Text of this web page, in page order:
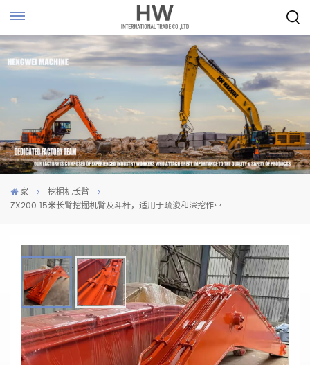
家
挖掘机长臂
ZX200 15米长臂挖掘机臂及斗杆，适用于疏浚和深挖作业
ZX200 15米长臂挖掘机臂及斗杆，适用于疏浚
和深挖作业